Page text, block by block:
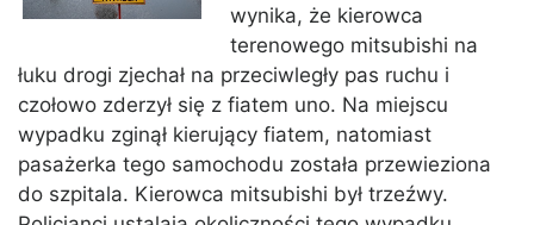
wynika, że kierowca
terenowego mitsubishi na
łuku drogi zjechał na przeciwległy pas ruchu i
czołowo zderzył się z fiatem uno. Na miejscu
wypadku zginął kierujący fiatem, natomiast
pasażerka tego samochodu została przewieziona
do szpitala. Kierowca mitsubishi był trzeźwy.